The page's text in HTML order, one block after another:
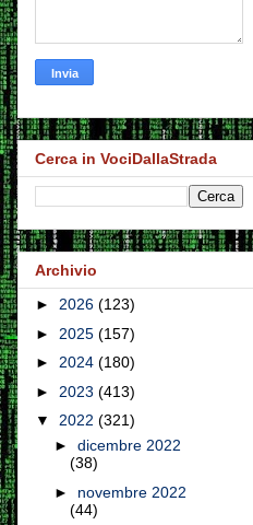
Cerca in VociDallaStrada
Archivio
► 2026 (123)
► 2025 (157)
► 2024 (180)
► 2023 (413)
▼ 2022 (321)
► dicembre 2022
(38)
► novembre 2022
(44)